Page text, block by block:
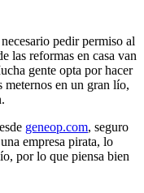
pedir permiso al
las reformas en casa van
gente opta por hacer
meternos en un gran lío,
geneop.com, seguro
empresa pirata, lo
por lo que piensa bien